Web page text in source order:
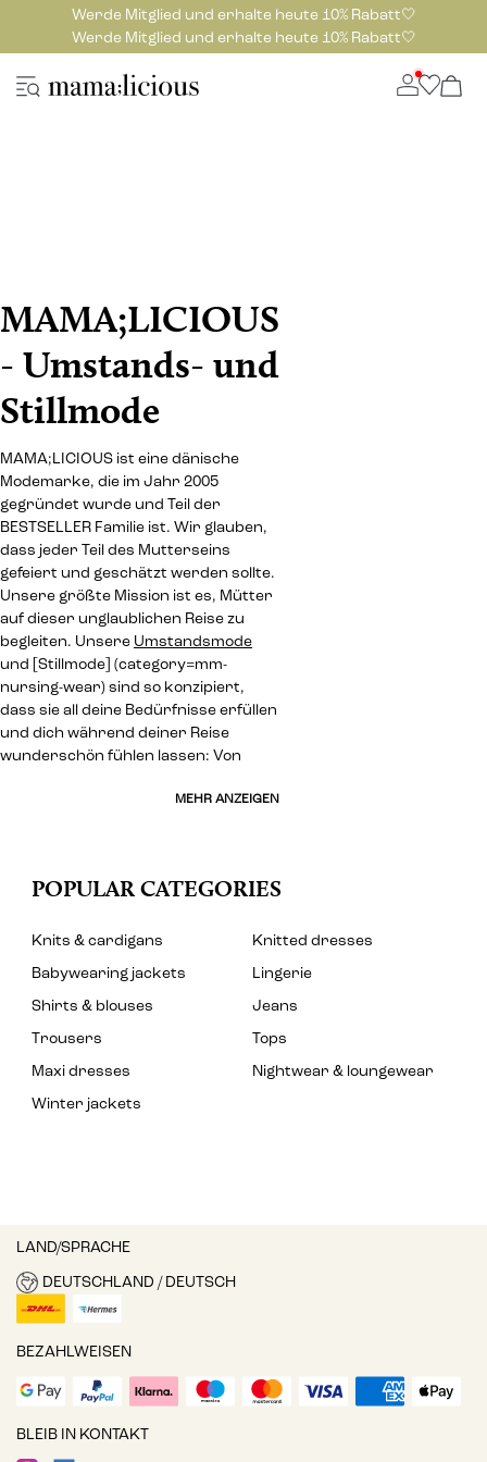
Werde Mitglied und erhalte heute 10% Rabatt🤍
Werde Mitglied und erhalte heute 10% Rabatt🤍
MAMA;LICIOUS
- Umstands- und
Stillmode
MAMA;LICIOUS ist eine dänische
Modemarke, die im Jahr 2005
gegründet wurde und Teil der
BESTSELLER Familie ist. Wir glauben,
dass jeder Teil des Mutterseins
gefeiert und geschätzt werden sollte.
Unsere größte Mission ist es, Mütter
auf dieser unglaublichen Reise zu
begleiten. Unsere Umstandsmode
und [Stillmode] (category=mm-
nursing-wear) sind so konzipiert,
dass sie all deine Bedürfnisse erfüllen
und dich während deiner Reise
wunderschön fühlen lassen: Von
MEHR ANZEIGEN
POPULAR CATEGORIES
Knits & cardigans
Knitted dresses
Babywearing jackets
Lingerie
Shirts & blouses
Jeans
Trousers
Tops
Maxi dresses
Nightwear & loungewear
Winter jackets
LAND/SPRACHE
DEUTSCHLAND / DEUTSCH
BEZAHLWEISEN
BLEIB IN KONTAKT